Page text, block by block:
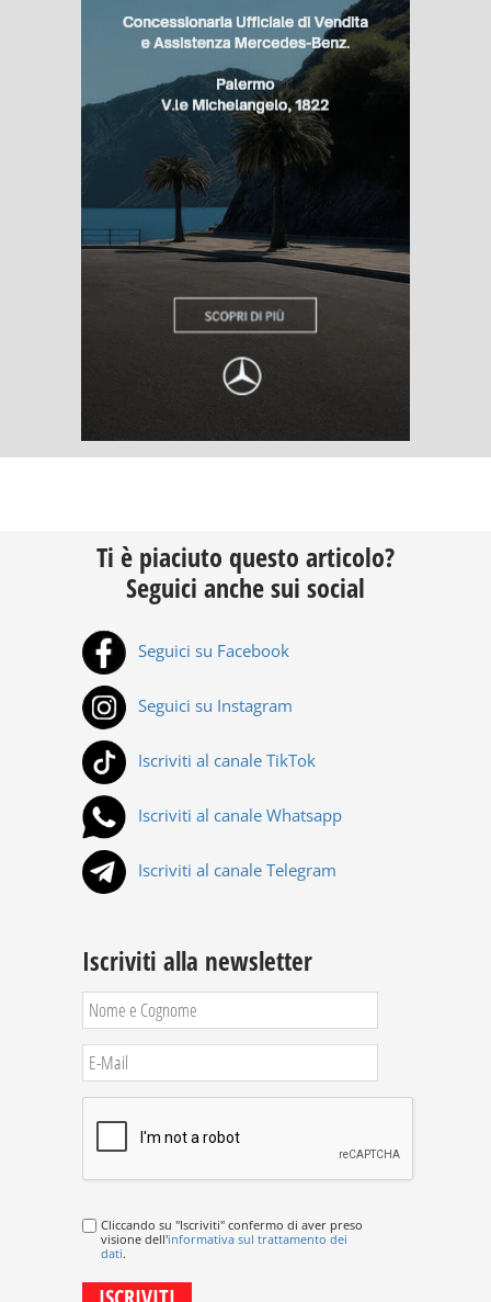
Ti è piaciuto questo articolo?
Seguici anche sui social
Seguici su Facebook
Seguici su Instagram
Iscriviti al canale TikTok
Iscriviti al canale Whatsapp
Iscriviti al canale Telegram
Iscriviti alla newsletter
Cliccando su "Iscriviti" confermo di aver preso
visione dell'informativa sul trattamento dei
dati.